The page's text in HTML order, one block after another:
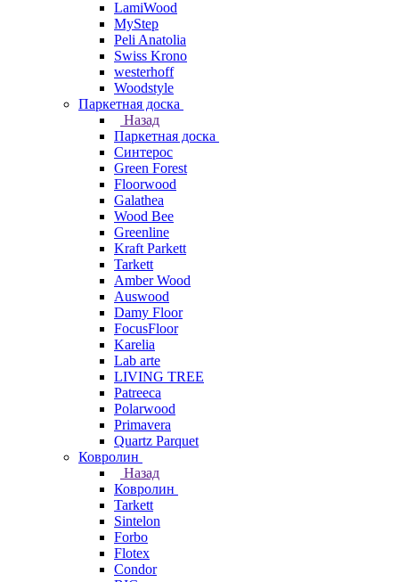
LamiWood
MyStep
Peli Anatolia
Swiss Krono
westerhoff
Woodstyle
Паркетная доска
Назад
Паркетная доска
Синтерос
Green Forest
Floorwood
Galathea
Wood Bee
Greenline
Kraft Parkett
Tarkett
Amber Wood
Auswood
Damy Floor
FocusFloor
Karelia
Lab arte
LIVING TREE
Patreeca
Polarwood
Primavera
Quartz Parquet
Ковролин
Назад
Ковролин
Tarkett
Sintelon
Forbo
Flotex
Condor